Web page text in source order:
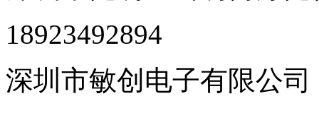
18923492894
深圳市敏创电子有限公司